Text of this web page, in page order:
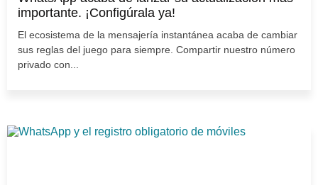
importante. ¡Configúrala ya!
El ecosistema de la mensajería instantánea acaba de cambiar
sus reglas del juego para siempre. Compartir nuestro número
privado con...